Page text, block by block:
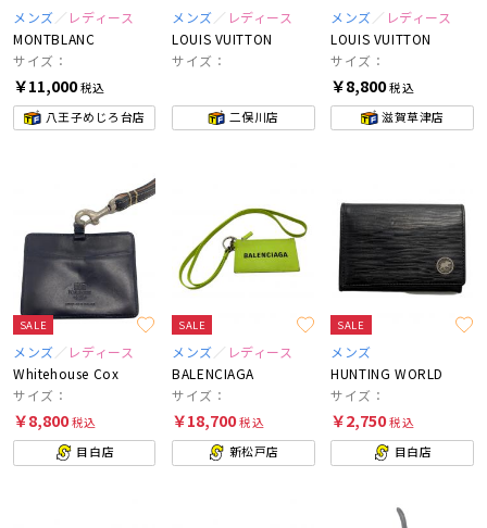
メンズ
レディース
MONTBLANC
サイズ：
￥11,000税込
八王子めじろ台店
メンズ
レディース
LOUIS VUITTON
サイズ：
二俣川店
メンズ
レディース
LOUIS VUITTON
サイズ：
￥8,800税込
滋賀草津店
SALE
メンズ
レディース
Whitehouse Cox
サイズ：
￥8,800税込
目白店
SALE
メンズ
レディース
BALENCIAGA
サイズ：
￥18,700税込
新松戸店
SALE
メンズ
HUNTING WORLD
サイズ：
￥2,750税込
目白店